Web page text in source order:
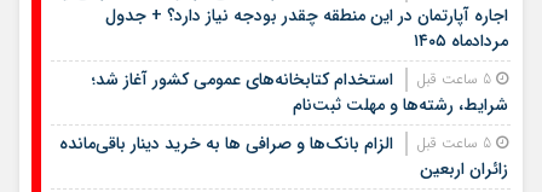
اجاره آپارتمان در این منطقه چقدر بودجه نیاز دارد؟ + جدول
مردادماه ۱۴۰۵
استخدام کتابخانه‌های عمومی کشور آغاز شد؛
شرایط، رشته‌ها و مهلت ثبت‌نام
الزام بانک‌ها و صرافی ها به خرید دینار باقی‌مانده
زائران اربعین